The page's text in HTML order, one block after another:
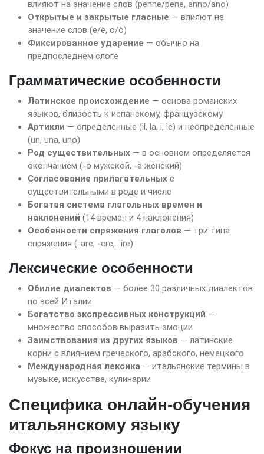
влияют на значение слов (penne/pene, anno/ano)
Открытые и закрытые гласные — влияют на
значение слов (e/è, o/ò)
Фиксированное ударение — обычно на
предпоследнем слоге
Грамматические особенности
Латинское происхождение — основа романских
языков, близость к испанскому, французскому
Артикли — определенные (il, la, i, le) и неопределенные
(un, una, uno)
Род существительных — в основном определяется
окончанием (-o мужской, -a женский)
Согласование прилагательных с
существительными в роде и числе
Богатая система глагольных времен и
наклонений (14 времен и 4 наклонения)
Особенности спряжения глаголов — три типа
спряжения (-are, -ere, -ire)
Лексические особенности
Обилие диалектов — более 30 различных диалектов
по всей Италии
Богатство экспрессивных конструкций —
множество способов выразить эмоции
Заимствования из других языков — латинские
корни с влиянием греческого, арабского, немецкого
Международная лексика — итальянские термины в
музыке, искусстве, кулинарии
Специфика онлайн-обучения
итальянскому языку
Фокус на произношении